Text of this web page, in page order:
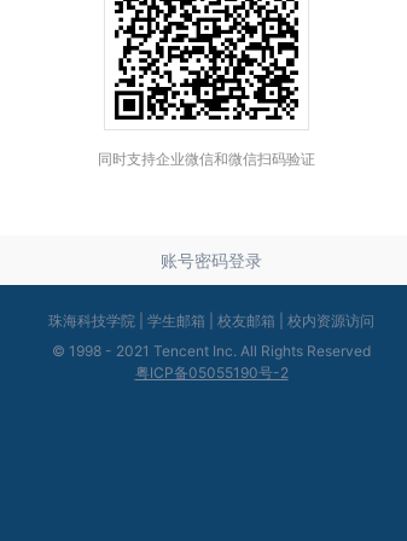
账号密码登录
珠海科技学院 学生邮箱 校友邮箱
校内资源访问
© 1998 - 2021 Tencent Inc. All Rights Reserved
粤ICP备05055190号-2